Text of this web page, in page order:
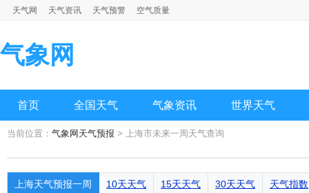
天气网 天气资讯 天气预警 空气质量
气象网
首页 全国天气 气象资讯 世界天气
当前位置： 气象网天气预报 > 上海市未来一周天气查询
上海天气预报一周 10天天气 15天天气 30天天气 天气指数